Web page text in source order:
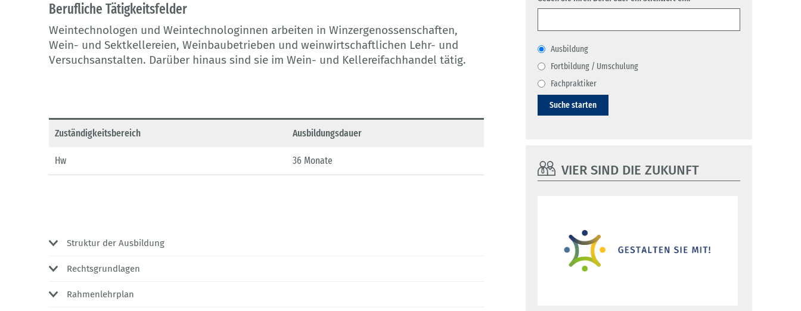
Berufliche Tätigkeitsfelder
Weintechnologen und Weintechnologinnen arbeiten in Winzergenossenschaften,
Wein- und Sektkellereien, Weinbaubetrieben und weinwirtschaftlichen Lehr- und
Versuchsanstalten. Darüber hinaus sind sie im Wein- und Kellereifachhandel tätig.
Zuständigkeitsbereich Ausbildungsdauer
Hw 36 Monate
Struktur der Ausbildung
Rechtsgrundlagen
Rahmenlehrplan
Ausbildung
Fortbildung / Umschulung
Fachpraktiker
Suche starten
VIER SIND DIE ZUKUNFT